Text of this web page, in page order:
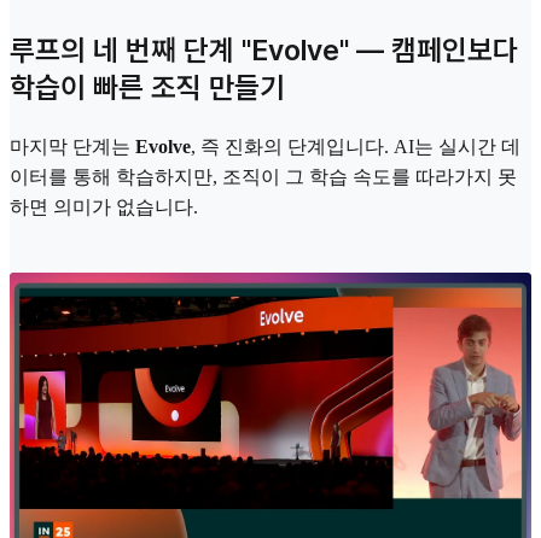
루프의 네 번째 단계 "Evolve" — 캠페인보다
학습이 빠른 조직 만들기
마지막 단계는 Evolve, 즉 진화의 단계입니다. AI는 실시간 데
이터를 통해 학습하지만, 조직이 그 학습 속도를 따라가지 못
하면 의미가 없습니다.